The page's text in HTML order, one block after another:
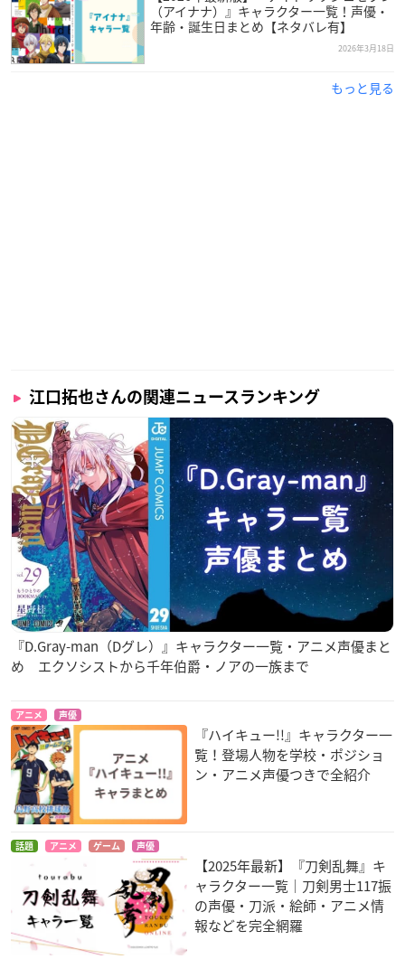
引用：「81プロデュース」公式サイト
調査期間：2026年5月8日（金）～2026年5月21日（木）
有効投票数：12,259票
（アイナナ）』キャラクター一覧！声優・
年齢・誕生日まとめ【ネタバレ有】
2026年3月18日
もっと見る
江口拓也さんの関連ニュースランキング
『D.Gray-man（Dグレ）』キャラクター一覧・アニメ声優まと
め エクソシストから千年伯爵・ノアの一族まで
アニメ 声優
『ハイキュー!!』キャラクター一
覧！登場人物を学校・ポジショ
ン・アニメ声優つきで全紹介
話題 アニメ ゲーム 声優
【2025年最新】『刀剣乱舞』キ
ャラクター一覧｜刀剣男士117振
の声優・刀派・絵師・アニメ情
報などを完全網羅